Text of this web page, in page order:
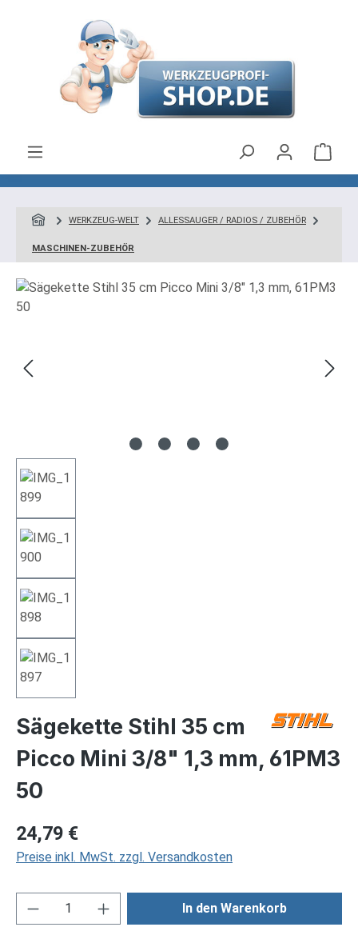
Zum Hauptinhalt springen
WERKZEUG-WELT ALLESSAUGER / RADIOS / ZUBEHÖR
MASCHINEN-ZUBEHÖR
Bildergalerie überspringen
Sägekette Stihl 35 cm
Picco Mini 3/8" 1,3 mm, 61PM3
50
Regulärer Preis:
24,79 €
Preise inkl. MwSt. zzgl. Versandkosten
Produkt Anzahl: Gib den gewünschten
In den Warenkorb